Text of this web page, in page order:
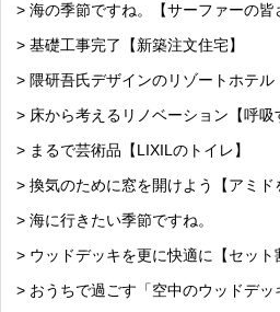
> 海の季節ですね。【サーファーの皆
> 基礎工事完了【新築注文住宅】
> 隈研吾氏デザインのリゾートホテル
> 床から考えるリノベーション【呼吸
> まるで芸術品【LIXILのトイレ】
> 換気のために窓を開けよう【アミド
> 海に行きたい季節ですね。
> ウッドデッキを更に快適に【セット
> おうちで過ごす「空中のウッドデ